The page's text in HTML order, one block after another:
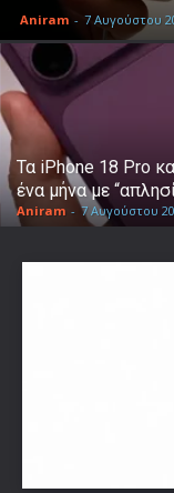
Aniram - 7 Αυγούστου
Τα iPhone 18 Pro
ένα μήνα με
Aniram - 7 Αυγούστου